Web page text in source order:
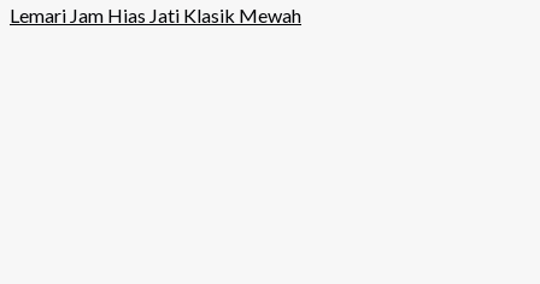
Lemari Jam Hias Jati Klasik Mewah